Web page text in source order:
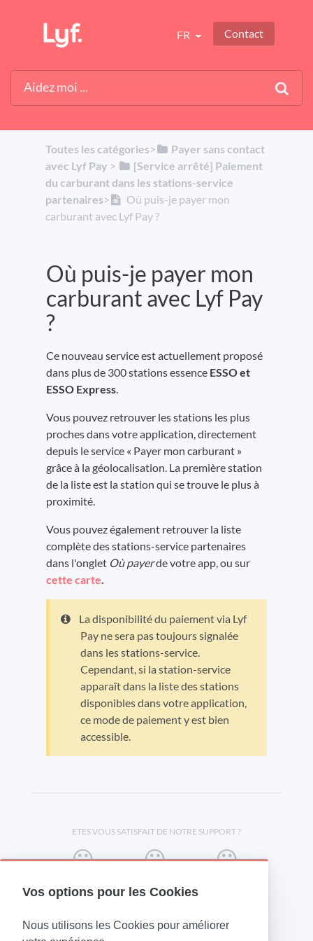
Vos options pour les Cookies
Nous utilisons les Cookies pour améliorer
FR Contact
Toutes les catégories​>​
​Payer sans contact
avec Lyf Pay ​ > ​
​[Service arrêté] Paiement
du carburant dans les stations-service
partenaires​>​
Où puis-je payer mon
carburant avec Lyf Pay ?
Où puis-je payer mon
carburant avec Lyf Pay
?
Ce nouveau service est actuellement proposé
dans plus de 300 stations essence ESSO et
ESSO Express.
Vous pouvez retrouver les stations les plus
proches dans votre application, directement
depuis le service « Payer mon carburant »
grâce à la géolocalisation. La première station
de la liste est la station qui se trouve le plus à
proximité.
Vous pouvez également retrouver la liste
complète des stations-service partenaires
dans l'onglet Où payerde votre app, ou sur
cette carte.
La disponibilité du paiement via Lyf
Pay ne sera pas toujours signalée
dans les stations-service.
Cependant, si la station-service
apparaît dans la liste des stations
disponibles dans votre application,
ce mode de paiement y est bien
accessible.
ETES VOUS SATISFAIT DE NOTRE SUPPORT ?